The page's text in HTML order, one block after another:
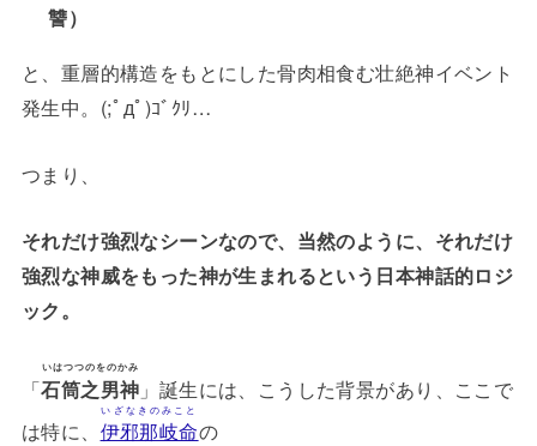
讐）
と、重層的構造をもとにした骨肉相食む壮絶神イベント
発生中。(;ﾟдﾟ)ｺﾞｸﾘ…
つまり、
それだけ強烈なシーンなので、当然のように、それだけ
強烈な神威をもった神が生まれるという日本神話的ロジ
ック。
「石筒之男神
いはつつのをのかみ
」誕生には、こうした背景があり、ここで
は特に、 伊邪那岐命
いざなきのみこと
の